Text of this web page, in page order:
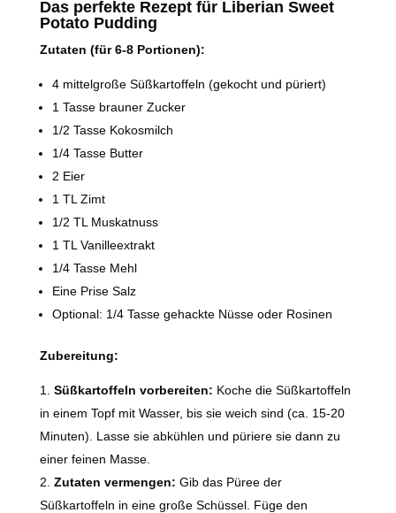
Das perfekte Rezept für Liberian Sweet
Potato Pudding
Zutaten (für 6-8 Portionen):
4 mittelgroße Süßkartoffeln (gekocht und püriert)
1 Tasse brauner Zucker
1/2 Tasse Kokosmilch
1/4 Tasse Butter
2 Eier
1 TL Zimt
1/2 TL Muskatnuss
1 TL Vanilleextrakt
1/4 Tasse Mehl
Eine Prise Salz
Optional: 1/4 Tasse gehackte Nüsse oder Rosinen
Zubereitung:
Süßkartoffeln vorbereiten: Koche die Süßkartoffeln
in einem Topf mit Wasser, bis sie weich sind (ca. 15-20
Minuten). Lasse sie abkühlen und püriere sie dann zu
einer feinen Masse.
Zutaten vermengen: Gib das Püree der
Süßkartoffeln in eine große Schüssel. Füge den